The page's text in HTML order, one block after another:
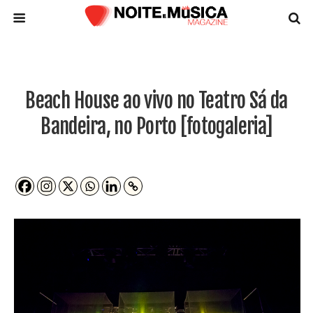
Beach House ao vivo no Teatro Sá da
Bandeira, no Porto [fotogaleria]